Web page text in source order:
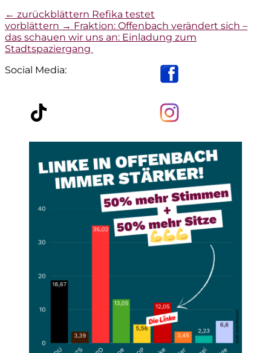
Beitragsnavigation
← zurückblättern Vorheriger
Beitrag:
Refika testet
vorblättern → Nächster
Beitrag:
Fraktion: Offenbach verändert sich –
das schauen wir uns an: Einladung zum
Stadtspaziergang
Social Media: